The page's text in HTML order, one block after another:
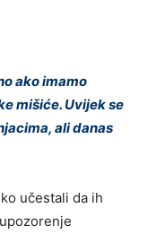
ako imamo
mišiće. Uvijek se
ali danas
učestali da ih